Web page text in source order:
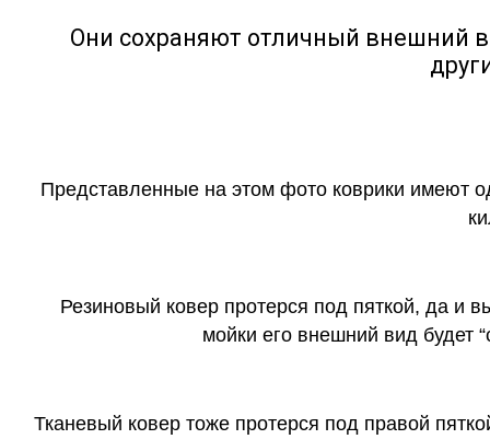
Они сохраняют отличный внешний
Представленные на этом фото коврики имеют
Резиновый ковер протерся под пяткой, да и
мойки его внешний вид будет
Тканевый ковер тоже протерся под правой